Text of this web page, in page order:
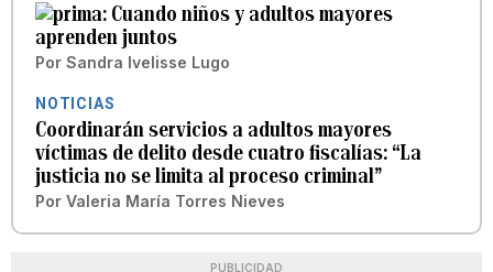
Cuando niños y adultos mayores
aprenden juntos
Por Sandra Ivelisse Lugo
NOTICIAS
Coordinarán servicios a adultos mayores
víctimas de delito desde cuatro fiscalías: “La
justicia no se limita al proceso criminal”
Por Valeria María Torres Nieves
PUBLICIDAD